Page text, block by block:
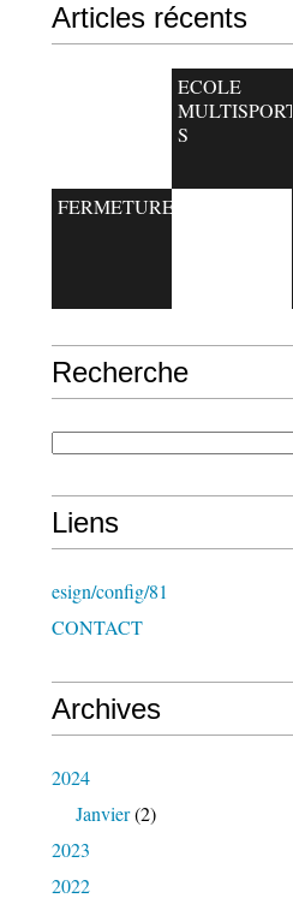
Articles récents
ECOLE
MULTISPORT
S
FERMETURE
Recherche
Liens
esign/config/81
CONTACT
Archives
2024
Janvier(2)
2023
2022